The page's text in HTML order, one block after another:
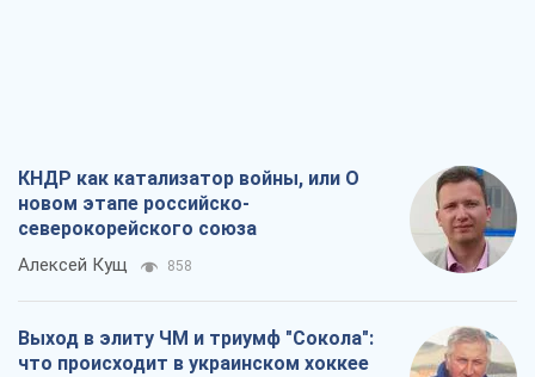
КНДР как катализатор войны, или О
новом этапе российско-
северокорейского союза
Алексей Кущ 858
Выход в элиту ЧМ и триумф "Сокола":
что происходит в украинском хоккее